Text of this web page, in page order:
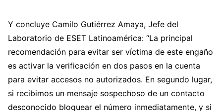
Y concluye Camilo Gutiérrez Amaya, Jefe del
Laboratorio de ESET Latinoamérica: “La principal
recomendación para evitar ser víctima de este engaño
es activar la verificación en dos pasos en la cuenta
para evitar accesos no autorizados. En segundo lugar,
si recibimos un mensaje sospechoso de un contacto
desconocido bloquear el número inmediatamente, y si